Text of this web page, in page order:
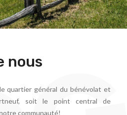
nous
quartier général du bénévolat et
soit le point central de
communauté!